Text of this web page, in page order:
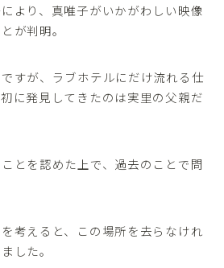
より、真唯子がいかがわしい映像
が判明。
すが、ラブホテルにだけ流れる仕
に発見してきたのは実里の父親だ
とを認めた上で、過去のことで問
考えると、この場所を去らなけれ
した。